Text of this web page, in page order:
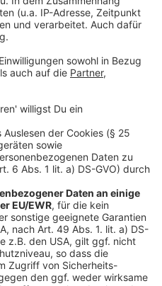
Service kann
Aktivitäten
lesen Sie die
stimmen Sie der
zu, um dieses
Consent
Platform
Video)